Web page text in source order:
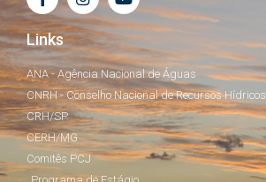
Links
ANA - Agência Nacional de Águas
CNRH - Conselho Nacional de Recursos Hídricos
CRH/SP
CERH/MG
Comitês PCJ